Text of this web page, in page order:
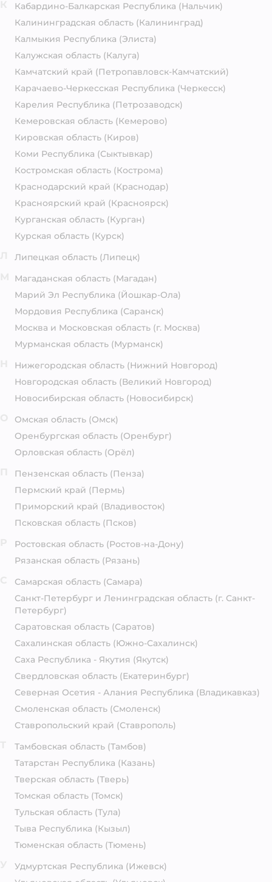
Кабардино-Балкарская Республика (Нальчик)
Калининградская область (Калининград)
Калмыкия Республика (Элиста)
Калужская область (Калуга)
Камчатский край (Петропавловск-Камчатский)
Карачаево-Черкесская Республика (Черкесск)
Карелия Республика (Петрозаводск)
Кемеровская область (Кемерово)
Кировская область (Киров)
Коми Республика (Сыктывкар)
Костромская область (Кострома)
Краснодарский край (Краснодар)
Красноярский край (Красноярск)
Курганская область (Курган)
Курская область (Курск)
Липецкая область (Липецк)
Магаданская область (Магадан)
Марий Эл Республика (Йошкар-Ола)
Мордовия Республика (Саранск)
Москва и Московская область (г. Москва)
Мурманская область (Мурманск)
Нижегородская область (Нижний Новгород)
Новгородская область (Великий Новгород)
Новосибирская область (Новосибирск)
Омская область (Омск)
Оренбургская область (Оренбург)
Орловская область (Орёл)
Пензенская область (Пенза)
Пермский край (Пермь)
Приморский край (Владивосток)
Псковская область (Псков)
Ростовская область (Ростов-на-Дону)
Рязанская область (Рязань)
Самарская область (Самара)
Санкт-Петербург и Ленинградская область (г. Санкт-
Петербург)
Саратовская область (Саратов)
Сахалинская область (Южно-Сахалинск)
Саха Республика - Якутия (Якутск)
Свердловская область (Екатеринбург)
Северная Осетия - Алания Республика (Владикавказ)
Смоленская область (Смоленск)
Ставропольский край (Ставрополь)
Тамбовская область (Тамбов)
Татарстан Республика (Казань)
Тверская область (Тверь)
Томская область (Томск)
Тульская область (Тула)
Тыва Республика (Кызыл)
Тюменская область (Тюмень)
Удмуртская Республика (Ижевск)